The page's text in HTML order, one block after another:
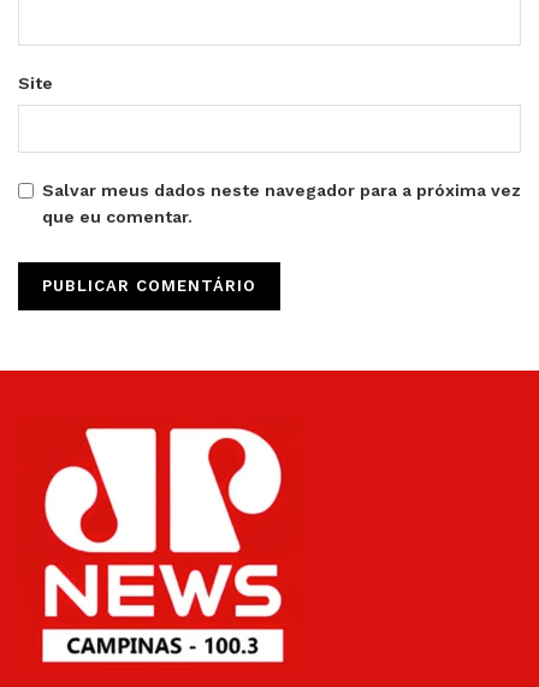
Site
Salvar meus dados neste navegador para a próxima vez
que eu comentar.